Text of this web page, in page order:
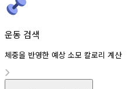
운동 검색
체중을 반영한 예상 소모 칼로리 계산